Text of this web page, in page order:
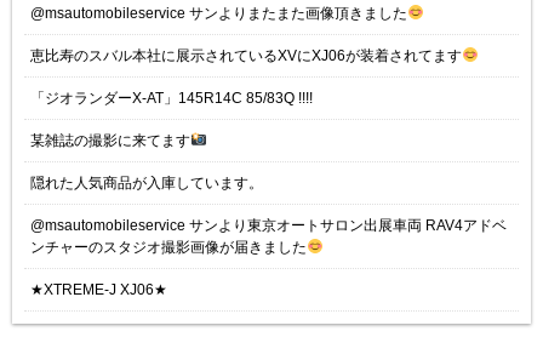
@msautomobileservice サンよりまたまた画像頂きました
恵比寿のスバル本社に展示されているXVにXJ06が装着されてます
「ジオランダーX-AT」145R14C 85/83Q !!!!
某雑誌の撮影に来てます
隠れた人気商品が入庫しています。
@msautomobileservice サンより東京オートサロン出展車両 RAV4アドベ
ンチャーのスタジオ撮影画像が届きました
★XTREME-J XJ06★